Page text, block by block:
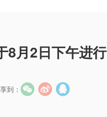
8月2日下午进行
到：